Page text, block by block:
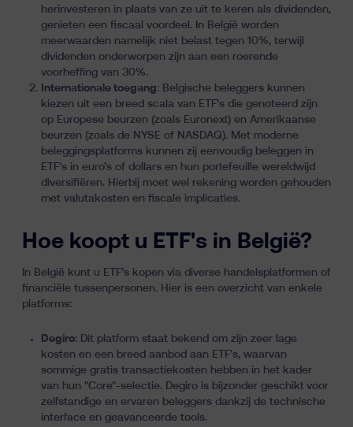
herinvesteren in plaats van ze uit te keren als dividenden,
genieten een fiscaal voordeel. In België worden
meerwaarden namelijk niet belast tegen 10%, terwijl
dividenden onderworpen zijn aan een roerende
voorheffing van 30%.
Internationale toegang: Belgische beleggers kunnen
kiezen uit een breed scala van ETF’s die genoteerd zijn
op Europese beurzen (zoals Euronext) en Amerikaanse
beurzen (zoals de NYSE of NASDAQ). Met moderne
beleggingsplatforms kunnen zij eenvoudig beleggen in
ETF’s in euro’s of dollars en hun portefeuille wereldwijd
diversifiëren. Hierbij moet wel rekening worden gehouden
met valutakosten en fiscale implicaties.
Hoe koopt u ETF's in België?
In België kunt u ETF’s kopen via diverse handelsplatformen of
financiële tussenpersonen. Hier is een overzicht van enkele
platforms:
Degiro: Dit platform staat bekend om zijn zeer lage
kosten en een breed aanbod aan ETF's, waarvan
sommige gratis transactiekosten hebben in het kader
van hun "Core"-selectie. Degiro is bijzonder geschikt voor
zelfstandige en ervaren beleggers dankzij de technische
interface en geavanceerde tools.